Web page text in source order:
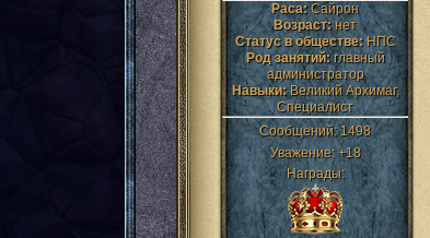
Раса:Сайрон
Возраст:нет
Статус в обществе:НПС
Род занятий:главный
администратор
Навыки:Великий Архимаг,
Специалист
Сообщений:1498
Уважение: +18
Награды: